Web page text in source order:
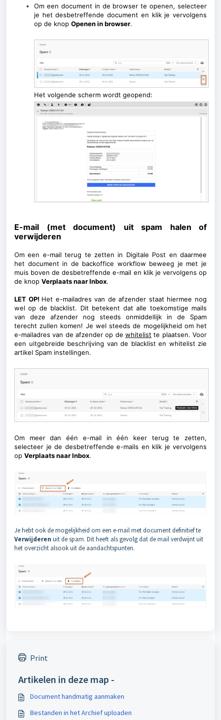
Om een document in de browser te openen, selecteer
je het desbetreffende document en klik je vervolgens
op de knop Openen in browser.
Het volgende scherm wordt geopend:
E-mail (met document) uit spam halen of
verwijderen
Om een e-mail terug te zetten in Digitale Post en daarmee
het document in de backoffice workflow beweeg je met je
muis boven de desbetreffende e-mail en klik je vervolgens op
de knop Verplaats naar Inbox.
LET OP! Het e-mailadres van de afzender staat hiermee nog
wel op de blacklist. Dit betekent dat alle toekomstige mails
van deze afzender nog steeds onmiddellijk in de Spam
terecht zullen komen! Je wel steeds de mogelijkheid om het
e-mailadres van de afzender op de whitelist te plaatsen. Voor
een uitgebreide beschrijving van de blacklist en whitelist zie
artikel Spam instellingen.
Om meer dan één e-mail in één keer terug te zetten,
selecteer je de desbetreffende e-mails en klik je vervolgens
op Verplaats naar Inbox.
Je hebt ook de mogelijkheid om een e-mail met document definitief te
Verwijderen uit de spam. Dit heeft als gevolg dat de mail verdwijnt uit
het overzicht alsook uit de aandachtspunten.
Print
Artikelen in deze map -
Document handmatig aanmaken
Bestanden in het Archief uploaden